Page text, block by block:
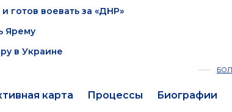
готов воевать за «ДНР»
Ярему
в Украине
карта Процессы Биографии